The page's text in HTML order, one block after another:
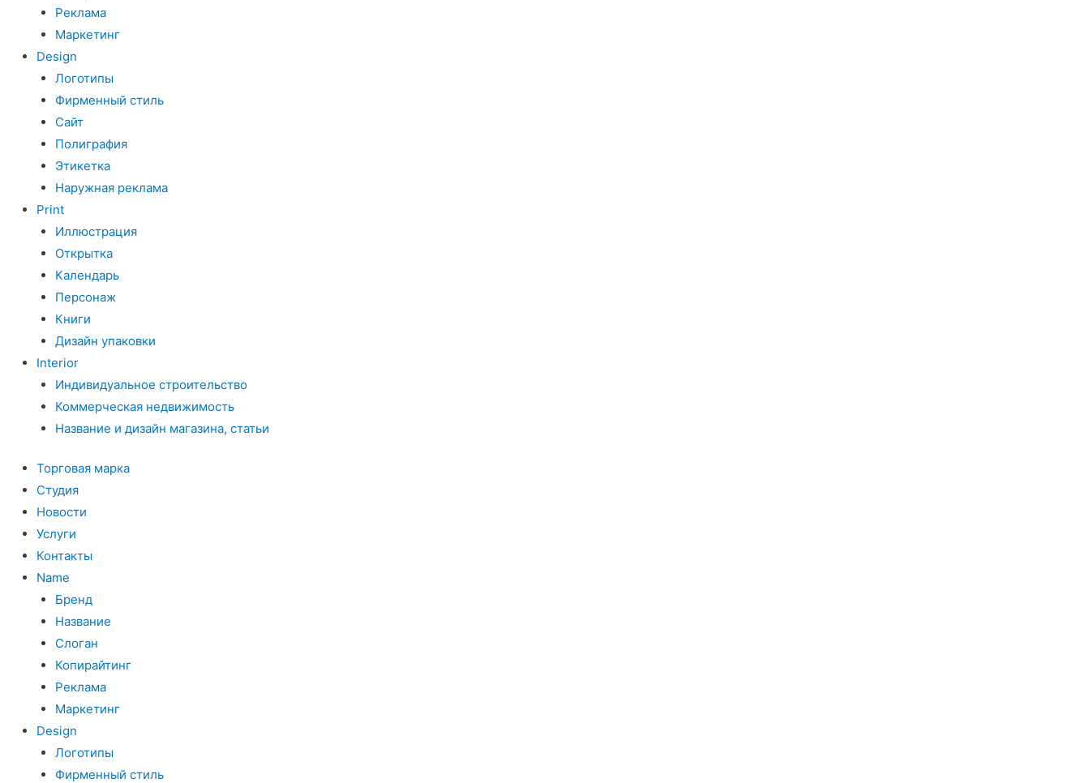
Реклама
Маркетинг
Design
Логотипы
Фирменный стиль
Сайт
Полиграфия
Этикетка
Наружная реклама
Print
Иллюстрация
Открытка
Календарь
Персонаж
Книги
Дизайн упаковки
Interior
Индивидуальное строительство
Коммерческая недвижимость
Название и дизайн магазина, статьи
Торговая марка
Студия
Новости
Услуги
Контакты
Name
Бренд
Название
Слоган
Копирайтинг
Реклама
Маркетинг
Design
Логотипы
Фирменный стиль